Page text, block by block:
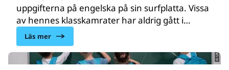
uppgifterna på engelska på sin surfplatta. Vissa
av hennes klasskamrater har aldrig gått i
skolan, fastän de är äldre. Men med hjälp av
Akelius digitala språkskola kan lärarna möta
varje barn där hen befinner sig.
Läs mer